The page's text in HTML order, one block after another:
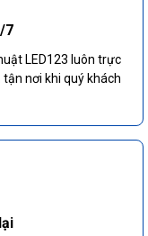
7
LED123 luôn trực
nơi khi quý khách